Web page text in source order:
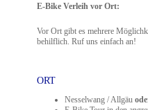
E-Bike Verleih vor Ort:
Vor Ort gibt es mehrere
behilflich. Ruf uns einfach an!
ORT
Nesselwang / Allgäu